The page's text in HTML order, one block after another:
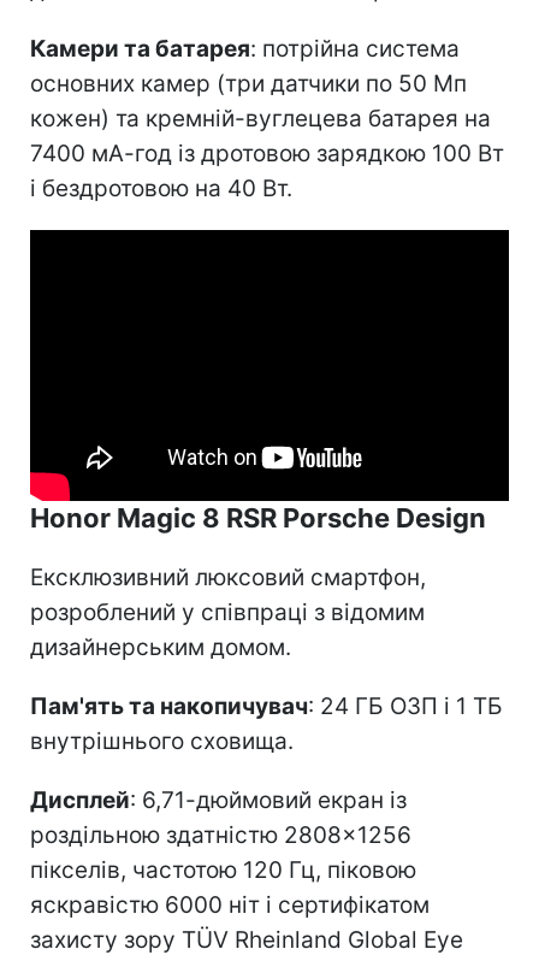
Камери та батарея: потрійна система
основних камер (три датчики по 50 Мп
кожен) та кремній-вуглецева батарея на
7400 мА-год із дротовою зарядкою 100 Вт
і бездротовою на 40 Вт.
Honor Magic 8 RSR Porsche Design
Ексклюзивний люксовий смартфон,
розроблений у співпраці з відомим
дизайнерським домом.
Пам'ять та накопичувач: 24 ГБ ОЗП і 1 ТБ
внутрішнього сховища.
Дисплей: 6,71-дюймовий екран із
роздільною здатністю 2808×1256
пікселів, частотою 120 Гц, піковою
яскравістю 6000 ніт і сертифікатом
захисту зору TÜV Rheinland Global Eye